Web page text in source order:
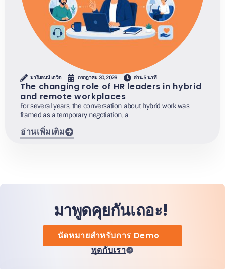
มารีแอนน์ เดวิด กรกฎาคม 30, 2026 อ่าน 5 นาที
The changing role of HR leaders in hybrid
and remote workplaces
For several years, the conversation about hybrid work was
framed as a temporary negotiation, a
อ่านเพิ่มเติม
มาพูดคุยกันเถอะ!
นัดหมายสำหรับการ Demo
พูดกับเรา